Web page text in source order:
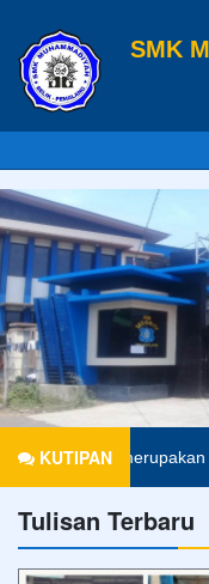
SMK
KUTIPAN
merupakan tiket
Tulisan Terbaru